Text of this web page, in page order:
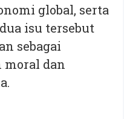
global, serta
isu tersebut
sebagai
moral dan